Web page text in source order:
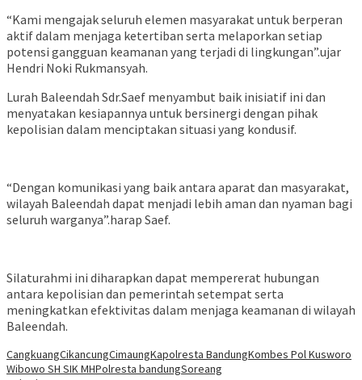
“Kami mengajak seluruh elemen masyarakat untuk berperan
aktif dalam menjaga ketertiban serta melaporkan setiap
potensi gangguan keamanan yang terjadi di lingkungan”.ujar
Hendri Noki Rukmansyah.
Lurah Baleendah Sdr.Saef menyambut baik inisiatif ini dan
menyatakan kesiapannya untuk bersinergi dengan pihak
kepolisian dalam menciptakan situasi yang kondusif.
“Dengan komunikasi yang baik antara aparat dan masyarakat,
wilayah Baleendah dapat menjadi lebih aman dan nyaman bagi
seluruh warganya”.harap Saef.
Silaturahmi ini diharapkan dapat mempererat hubungan
antara kepolisian dan pemerintah setempat serta
meningkatkan efektivitas dalam menjaga keamanan di wilayah
Baleendah.
CangkuangCikancungCimaungKapolresta BandungKombes Pol Kusworo
Wibowo SH SIK MHPolresta bandungSoreang